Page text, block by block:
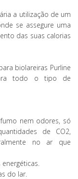
a utilização de um
se assegure uma
das suas calorias
biolareiras Purline
todo o tipo de
nem odores, só
de CO2,
no ar que
do lar.